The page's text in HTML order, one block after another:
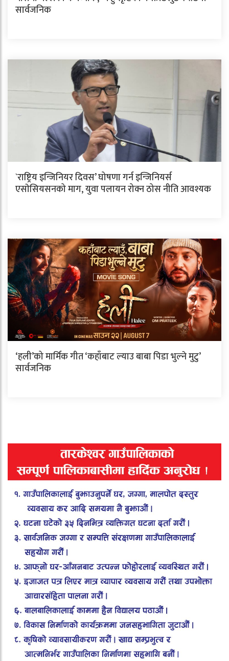
सार्वजनिक
`राष्ट्रिय इन्जिनियर दिवस’ घोषणा गर्न इन्जिनियर्स
एसाेसियसनको माग, युवा पलायन रोक्न ठोस नीति आवश्यक
‘हली’को मार्मिक गीत ‘कहाँबाट ल्याउ बाबा पिडा भुल्ने मुटु’
सार्वजनिक